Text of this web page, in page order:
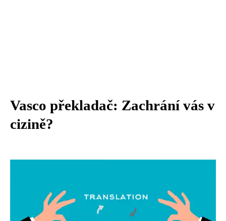
Vasco překladač: Zachrání vás v
cizině?